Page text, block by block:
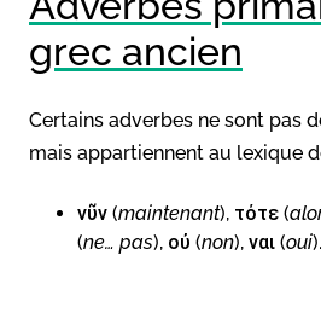
grec ancien
Certains adverbes ne sont pas
mais appartiennent au lexique
νῦν (maintenant), τότε (
(ne… pas), οὐ (non), ναι (oui).